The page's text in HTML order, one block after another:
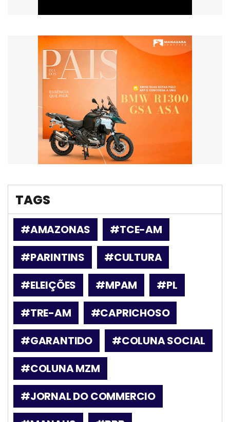
TAGS
#AMAZONAS
#TCE-AM
#PARINTINS
#CULTURA
#ELEIÇÕES
#MPAM
#PL
#TRE-AM
#CAPRICHOSO
#GARANTIDO
#COLUNA SOCIAL
#COLUNA MZM
#JORNAL DO COMMERCIO